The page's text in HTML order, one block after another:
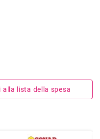
lista della spesa